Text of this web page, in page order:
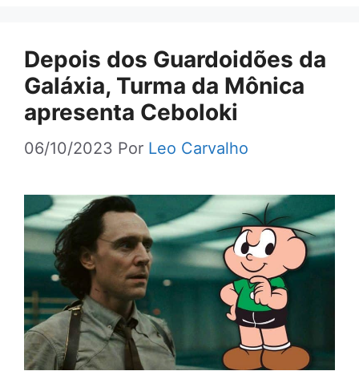
Depois dos Guardoidões da
Galáxia, Turma da Mônica
apresenta Ceboloki
06/10/2023 Por Leo Carvalho